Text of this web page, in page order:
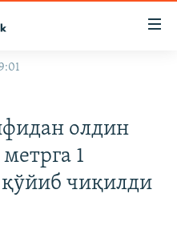
олдин
1
чиқилди